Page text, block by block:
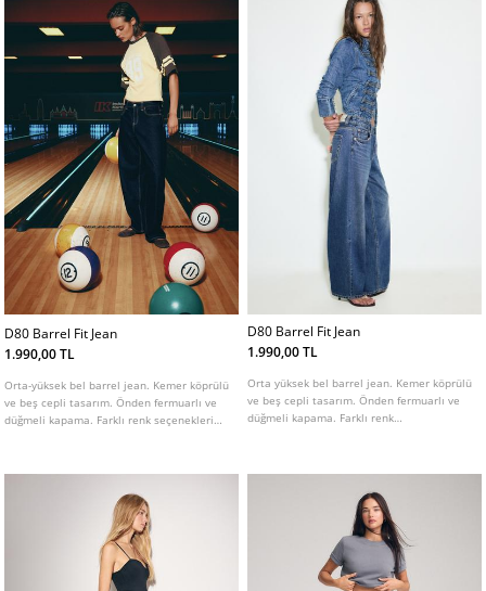
D80 Barrel Fit Jean
1.990,00 TL
Orta-yüksek bel barrel jean. Kemer köprülü
ve beş cepli tasarım. Önden fermuarlı ve
düğmeli kapama. Farklı renk seçenekleri
D80 Barrel Fit Jean
1.990,00 TL
Orta yüksek bel barrel jean. Kemer köprülü
ve beş cepli tasarım. Önden fermuarlı ve
düğmeli kapama. Farklı renk